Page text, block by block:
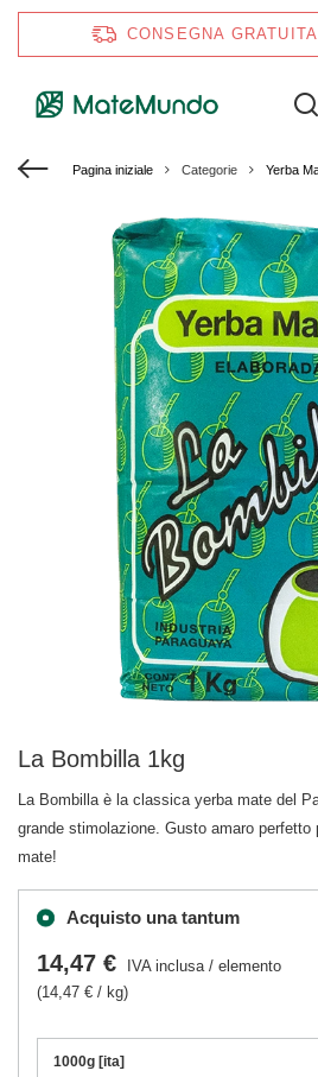
CONSEGNA GRATUITA
Pagina iniziale Categorie Yerba
La Bombilla 1kg
La Bombilla è la classica yerba mate del
grande stimolazione. Gusto amaro perfetto
mate!
Acquisto una tantum
1000g [ita]
14,47 € IVA inclusa/ elemento
(14,47 € / kg)